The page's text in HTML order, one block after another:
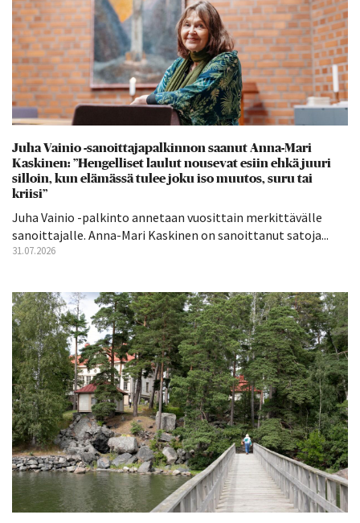
Juha Vainio -sanoittajapalkinnon saanut Anna-Mari
Kaskinen: ”Hengelliset laulut nousevat esiin ehkä juuri
silloin, kun elämässä tulee joku iso muutos, suru tai
kriisi”
Juha Vainio -palkinto annetaan vuosittain merkittävälle
sanoittajalle. Anna-Mari Kaskinen on sanoittanut satoja...
31.07.2026